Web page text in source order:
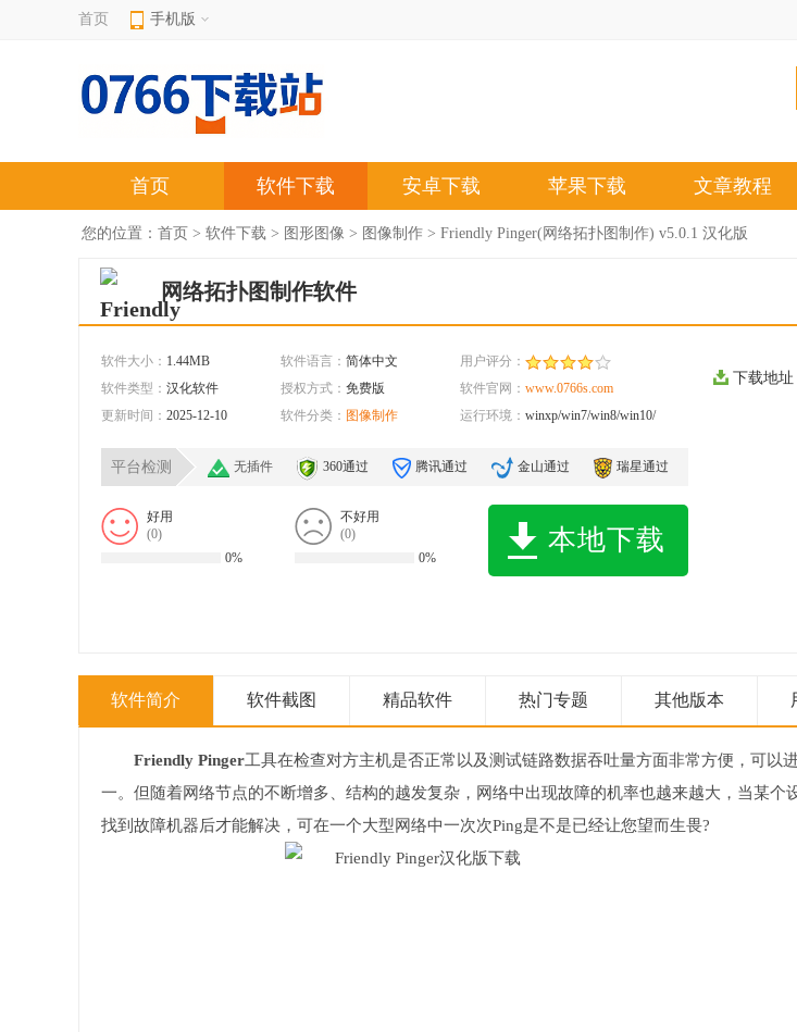
首页 手机版
首页 软件下载 安卓下载 苹果下载 文章教程
您的位置： 首页 > 软件下载 > 图形图像 > 图像制作 > Friendly Pinger(网络拓扑图制作) v5.0.1 汉化版
网络拓扑图制作软件
软件大小： 1.44MB 软件语言： 简体中文
用户评分：
软件类型： 汉化软件 授权方式： 免费版 软件官网： www.0766s.com
更新时间： 2025-12-10 软件分类： 图像制作 运行环境： winxp/win7/win8/win10/
平台检测 无插件 360通过 腾讯通过 金山通过 瑞星通过
好用
(0)
0%
不好用
(0)
0%
本地下载
下载地址
软件简介 软件截图 精品软件 热门专题 其他版本
Friendly Pinger工具在检查对方主机是否正常以及测试链路数据吞吐量方面非常方便，可以
一。但随着网络节点的不断增多、结构的越发复杂，网络中出现故障的机率也越来越大，当某个
找到故障机器后才能解决，可在一个大型网络中一次次Ping是不是已经让您望而生畏?